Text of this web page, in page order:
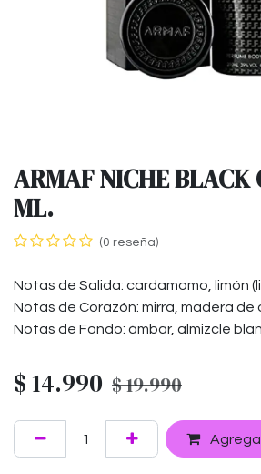
ARMAF NICHE BLACK
ML.
(0 reseña)
Notas de Salida: cardamomo, limón
Notas de Corazón: mirra, madera de
Notas de Fondo: ámbar, almizcle
$ 14.990 $19.990